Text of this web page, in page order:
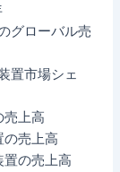
グローバル売
置市場シェ
売上高
の売上高
置の売上高